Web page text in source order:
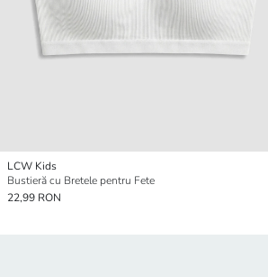
LCW Kids
Bustieră cu Bretele pentru Fete
22,99 RON